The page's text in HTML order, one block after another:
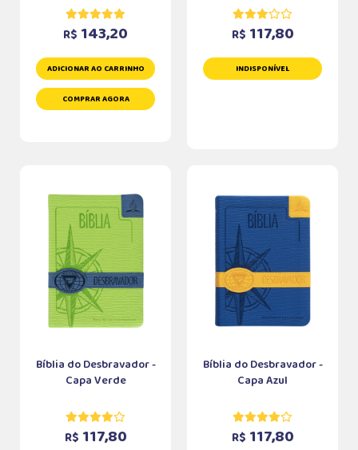
R$ 143,20
ADICIONAR AO CARRINHO
COMPRAR AGORA
R$ 117,80
INDISPONÍVEL
Bíblia do Desbravador -
Capa Verde
R$ 117,80
Bíblia do Desbravador -
Capa Azul
R$ 117,80